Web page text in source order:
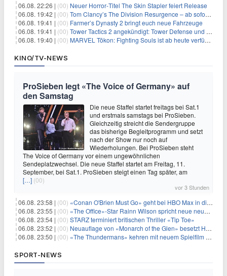
06.08. 22:26 | (00) Neuer Horror‑Titel The Skin Stapler feiert Release
06.08. 19:42 | (00) Tom Clancy’s The Division Resurgence – ab sofort für euch verfügbar
06.08. 19:41 | (00) Farmer’s Dynasty 2 bringt euch neue Fahrzeuge
06.08. 19:41 | (00) Tower Tactics 2 angekündigt: Tower Defense und Deckbuilding Kombo kehrt zurück
06.08. 19:40 | (00) MARVEL Tōkon: Fighting Souls ist ab heute verfügbar
KINO/TV-NEWS
ProSieben legt «The Voice of Germany» auf
den Samstag
Die neue Staffel startet freitags bei Sat.1
und erstmals samstags bei ProSieben.
Gleichzeitig streicht die Sendergruppe
das bisherige Begleitprogramm und setzt
nach der Show nur noch auf
Wiederholungen. Bei ProSieben steht
The Voice of Germany vor einem ungewöhnlichen
Sendeplatzwechsel. Die neue Staffel startet am Freitag, 11.
September, bei Sat.1. ProSieben steigt einen Tag später, am
[…] (00)
vor 3 Stunden
06.08. 23:58 | (00) «Conan O'Brien Must Go» geht bei HBO Max in die dritte Runde
06.08. 23:55 | (00) «The Office»-Star Rainn Wilson spricht neue neuseeländische Serie «Settling»
06.08. 23:54 | (00) STARZ terminiert britischen Thriller «Tip Toe»
06.08. 23:52 | (00) Neuauflage von «Monarch of the Glen» besetzt Hauptrollen
06.08. 23:50 | (00) «The Thundermans» kehren mit neuem Spielfilm zurück
SPORT-NEWS